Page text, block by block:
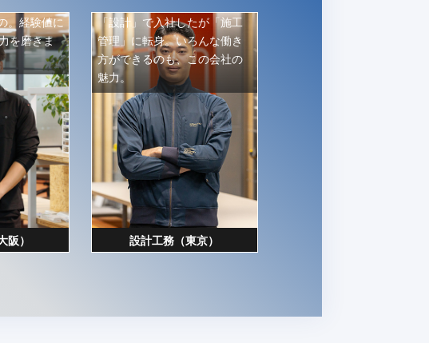
阪）
。経験値に
を磨きま
設計工務（東京）
「設計」で入社したが「施工
管理」に転身。いろんな働き
方ができるのも、この会社の
魅力。